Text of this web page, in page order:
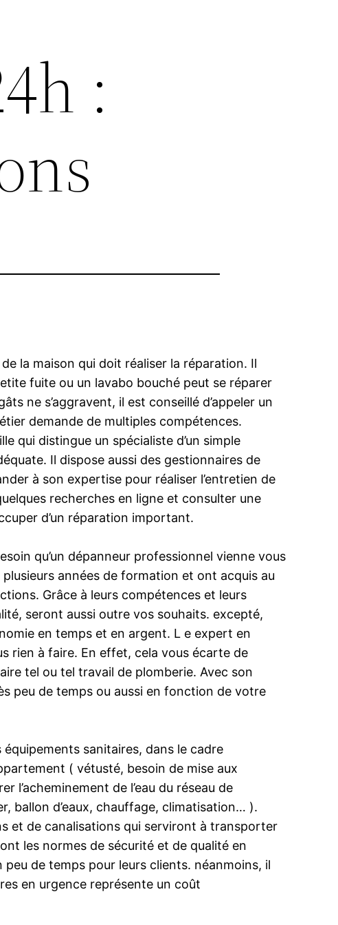
:
la maison qui doit réaliser la réparation. Il
fuite ou un lavabo bouché peut se réparer
ne s’aggravent, il est conseillé d’appeler un
demande de multiples compétences.
qui distingue un spécialiste d’un simple
Il dispose aussi des gestionnaires de
à son expertise pour réaliser l’entretien de
recherches en ligne et consulter une
d’un réparation important.
qu’un dépanneur professionnel vienne vous
plusieurs années de formation et ont acquis au
Grâce à leurs compétences et leurs
seront aussi outre vos souhaits. excepté,
en temps et en argent. L e expert en
rien à faire. En effet, cela vous écarte de
tel ou tel travail de plomberie. Avec son
peu de temps ou aussi en fonction de votre
sanitaires, dans le cadre
( vétusté, besoin de mise aux
de l’eau du réseau de
ballon d’eaux, chauffage, climatisation… ).
et de canalisations qui serviront à transporter
les normes de sécurité et de qualité en
de temps pour leurs clients. néanmoins, il
en urgence représente un coût